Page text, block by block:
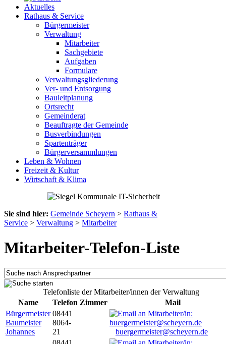
Aktuelles
Rathaus & Service
Bürgermeister
Verwaltung
Mitarbeiter
Sachgebiete
Aufgaben
Formulare
Verwaltungsgliederung
Ver- und Entsorgung
Bauleitplanung
Ortsrecht
Gemeinderat
Beauftragte der Gemeinde
Busverbindungen
Spartenträger
Bürgerversammlungen
Leben & Wohnen
Freizeit & Kultur
Wirtschaft & Klima
Sie sind hier: Gemeinde Scheyern > Rathaus &
Service > Verwaltung > Mitarbeiter
Mitarbeiter-Telefon-Liste
Telefonliste der Mitarbeiter/innen der Verwaltung
Name
Telefon Zimmer
Mail
Bürgermeister
Baumeister
Johannes
08441
8064-
21
buergermeister@scheyern.de